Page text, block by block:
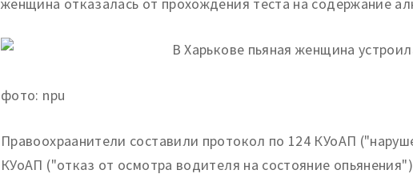
фото: npu
Правоохраанители составили протокол по 124 КУоАП
КУоАП ("отказ от осмотра водителя на состояние опьянения")